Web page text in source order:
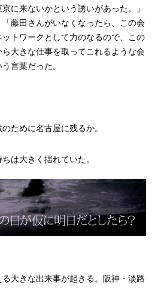
に来ないかという誘いがあった。」
藤田さんがいなくなったら、この会
トワークとして力のなるので、この
大きな仕事を取ってこれるような会
言葉だった。
ために名古屋に残るか。
は大きく揺れていた。
大きな出来事が起きる。阪神・淡路